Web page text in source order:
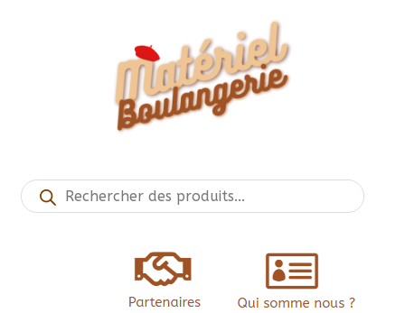
Recherche
de
produits